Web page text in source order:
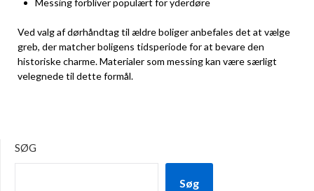
Messing forbliver populært for yderdøre
Ved valg af dørhåndtag til ældre boliger anbefales det at vælge
greb, der matcher boligens tidsperiode for at bevare den
historiske charme. Materialer som messing kan være særligt
velegnede til dette formål.
SØG
Søg